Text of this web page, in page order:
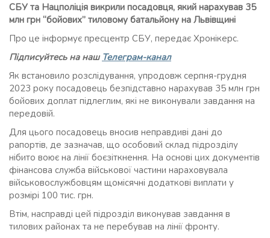
СБУ та Нацполіція викрили посадовця, який нарахував 35
млн грн “бойових” тиловому батальйону на Львівщині
Про це інформує пресцентр СБУ, передає Хронікерс.
Підписуйтесь на наш Телеграм-канал
Як встановило розслідування, упродовж серпня-грудня
2023 року посадовець безпідставно нарахував 35 млн грн
бойових доплат підлеглим, які не виконували завдання на
передовій.
Для цього посадовець вносив неправдиві дані до
рапортів, де зазначав, що особовий склад підрозділу
нібито воює на лінії боєзіткнення. На основі цих документів
фінансова служба військової частини нараховувала
військовослужбовцям щомісячні додаткові виплати у
розмірі 100 тис. грн.
Втім, насправді цей підрозділ виконував завдання в
тилових районах та не перебував на лінії фронту.